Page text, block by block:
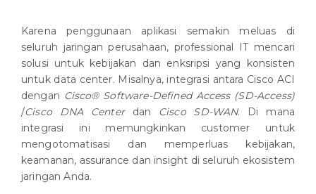
Karena penggunaan aplikasi semakin meluas di
seluruh jaringan perusahaan, professional IT mencari
solusi untuk kebijakan dan enksripsi yang konsisten
untuk data center. Misalnya, integrasi antara Cisco ACI
dengan Cisco® Software-Defined Access (SD-Access)
/Cisco DNA Centerdan Cisco SD-WAN. Di mana
integrasi ini memungkinkan customer untuk
mengotomatisasi dan memperluas kebijakan,
keamanan, assurance dan insight di seluruh ekosistem
jaringan Anda.